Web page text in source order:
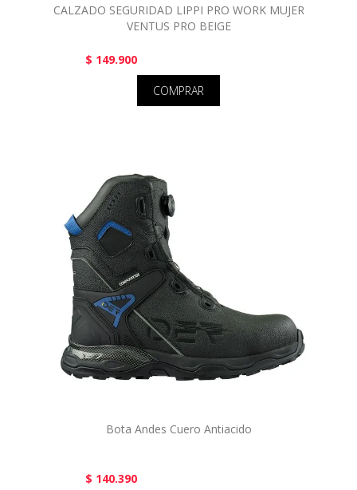
CALZADO SEGURIDAD LIPPI PRO WORK MUJER
VENTUS PRO BEIGE
$ 149.900
COMPRAR
Bota Andes Cuero Antiacido
$ 140.390